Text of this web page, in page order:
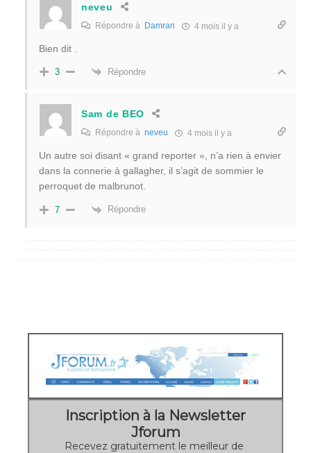
neveu
Répondre à Damran 4 mois il y a
Bien dit .
3 Répondre
Sam de BEO
Répondre à neveu 4 mois il y a
Un autre soi disant « grand reporter », n’a rien à envier
dans la connerie à gallagher, il s’agit de sommier le
perroquet de malbrunot.
7 Répondre
Inscription à la Newsletter
Jforum
Recevez gratuitement le meilleur de